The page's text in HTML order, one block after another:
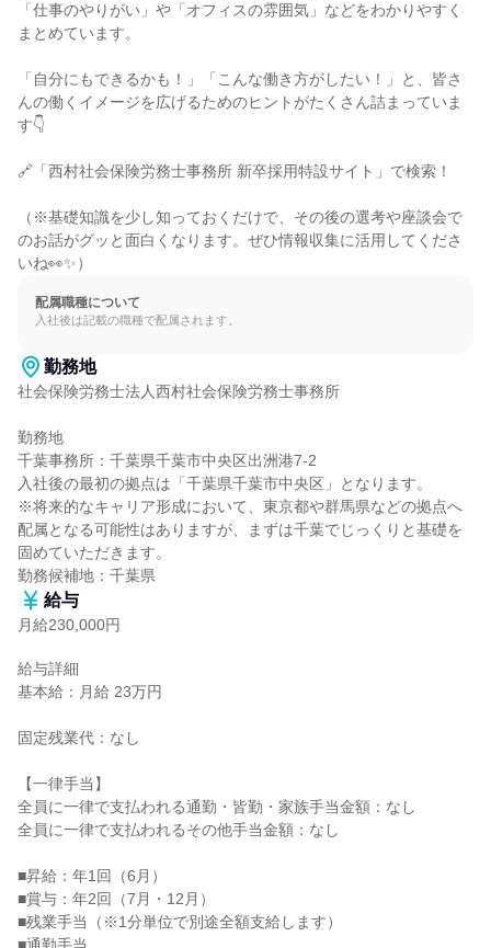
「仕事のやりがい」や「オフィスの雰囲気」などをわかりやすく
まとめています。
「自分にもできるかも！」「こんな働き方がしたい！」と、皆さ
んの働くイメージを広げるためのヒントがたくさん詰まっていま
す👇
🔗「西村社会保険労務士事務所 新卒採用特設サイト」で検索！
（※基礎知識を少し知っておくだけで、その後の選考や座談会で
のお話がグッと面白くなります。ぜひ情報収集に活用してくださ
いね👀✨）
配属職種について
入社後は記載の職種で配属されます。
勤務地
社会保険労務士法人西村社会保険労務士事務所
勤務地
千葉事務所：千葉県千葉市中央区出洲港7-2
入社後の最初の拠点は「千葉県千葉市中央区」となります。
※将来的なキャリア形成において、東京都や群馬県などの拠点へ
配属となる可能性はありますが、まずは千葉でじっくりと基礎を
固めていただきます。
勤務候補地：千葉県
給与
月給230,000円
給与詳細
基本給：月給 23万円
固定残業代：なし
【一律手当】
全員に一律で支払われる通勤・皆勤・家族手当金額：なし
全員に一律で支払われるその他手当金額：なし
■昇給：年1回（6月）
■賞与：年2回（7月・12月）
■残業手当（※1分単位で別途全額支給します）